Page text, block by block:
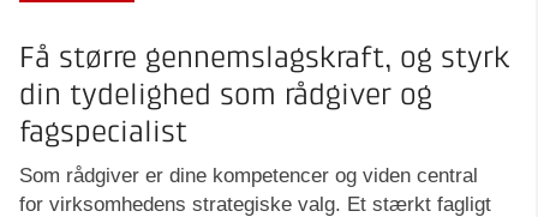
Få større gennemslagskraft, og styrk
din tydelighed som rådgiver og
fagspecialist
Som rådgiver er dine kompetencer og viden central
for virksomhedens strategiske valg. Et stærkt fagligt